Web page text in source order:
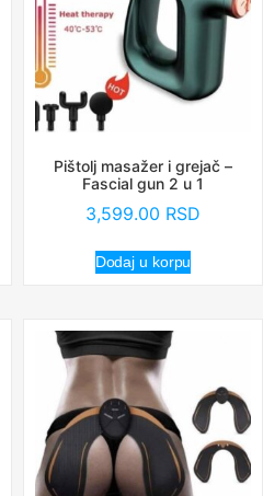
Pištolj masažer i grejač –
Fascial gun 2 u 1
3,599.00 RSD
Dodaj u korpu